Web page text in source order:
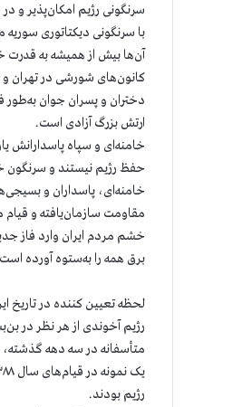
سرنگونی رژیم امکان‌پذیر و
با سرنگونی دیکتاتوری
آن‌ها بیش از همیشه به قدرت
کانون‌های شورشی در تهران و
دختران و پسران جوان به‌طور
ارتش بزرگ آزادی است.
خامنه‌ای و سپاه پاسدارانش
حفظ رژیم نیستند و سرنگون
خامنه‌ای، پاسداران و
مقاومت سازمان‌یافته و
برق همه را به‌ستوه آورده
لحظه تعیین‌ کننده در تاریخ
رژیم آخوندی از هر نظر در
متأسفانه در سه دهه گذشته،
رژیم بودند.